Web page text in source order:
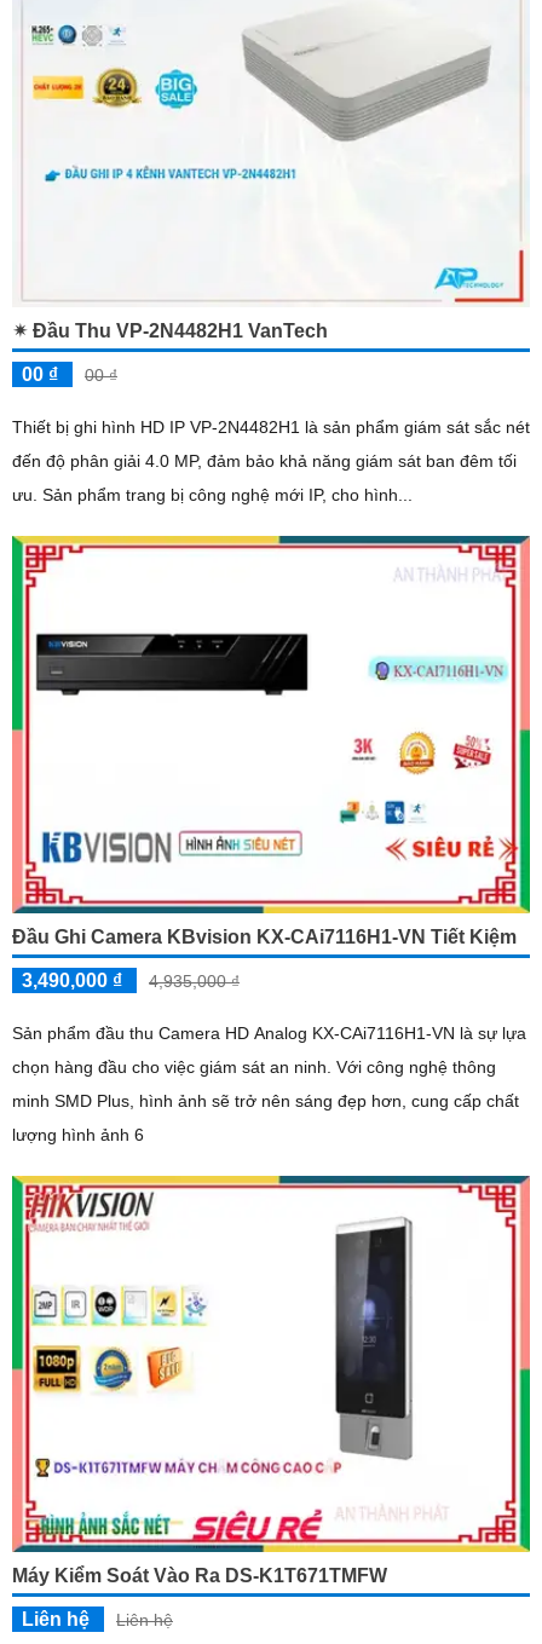
✴ Đầu Thu VP-2N4482H1 VanTech
00 ₫ 00 ₫
Thiết bị ghi hình HD IP VP-2N4482H1 là sản phẩm giám sát sắc nét
đến độ phân giải 4.0 MP, đảm bảo khả năng giám sát ban đêm tối
ưu. Sản phẩm trang bị công nghệ mới IP, cho hình...
Đầu Ghi Camera KBvision KX-CAi7116H1-VN Tiết Kiệm
3,490,000 ₫ 4,935,000 ₫
Sản phẩm đầu thu Camera HD Analog KX-CAi7116H1-VN là sự lựa
chọn hàng đầu cho việc giám sát an ninh. Với công nghệ thông
minh SMD Plus, hình ảnh sẽ trở nên sáng đẹp hơn, cung cấp chất
lượng hình ảnh 6
Máy Kiểm Soát Vào Ra DS-K1T671TMFW
Liên hệ Liên hệ